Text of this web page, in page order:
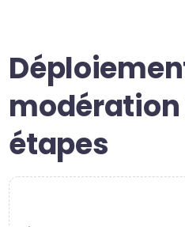
modération
étapes